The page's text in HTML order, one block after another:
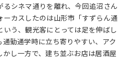
シネマ通りを離れ、今回追沼さん
カスしたのは山形市「すずらん通
いう、観光客にとっては足を伸ばし
勤通学時に立ち寄りやすい、アク
し一方で、建ち並ぶお店は居酒屋